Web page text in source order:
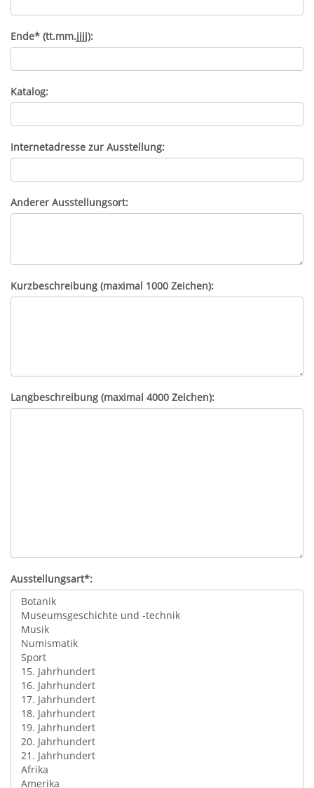
Ende* (tt.mm.jjjj):
Katalog:
Internetadresse zur Ausstellung:
Anderer Ausstellungsort:
Kurzbeschreibung (maximal 1000 Zeichen):
Langbeschreibung (maximal 4000 Zeichen):
Ausstellungsart*: